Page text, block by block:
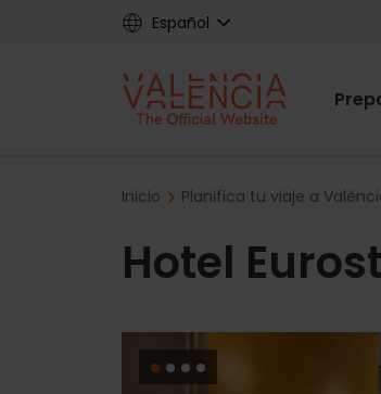
Español
Inicio Planifica tu viaje a
Hotel